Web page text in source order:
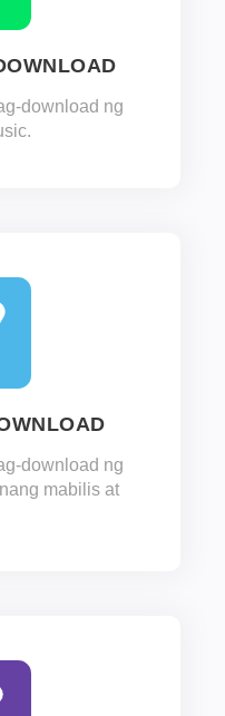
download ng
download ng
mabilis at